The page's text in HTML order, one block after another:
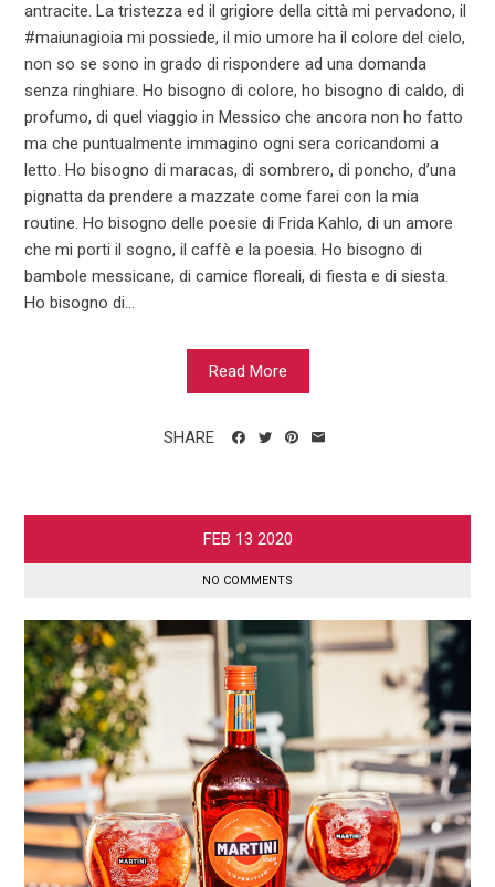
antracite. La tristezza ed il grigiore della città mi pervadono, il
#maiunagioia mi possiede, il mio umore ha il colore del cielo,
non so se sono in grado di rispondere ad una domanda
senza ringhiare. Ho bisogno di colore, ho bisogno di caldo, di
profumo, di quel viaggio in Messico che ancora non ho fatto
ma che puntualmente immagino ogni sera coricandomi a
letto. Ho bisogno di maracas, di sombrero, di poncho, d’una
pignatta da prendere a mazzate come farei con la mia
routine. Ho bisogno delle poesie di Frida Kahlo, di un amore
che mi porti il sogno, il caffè e la poesia. Ho bisogno di
bambole messicane, di camice floreali, di fiesta e di siesta.
Ho bisogno di...
Read More
SHARE
FEB 13 2020
NO COMMENTS